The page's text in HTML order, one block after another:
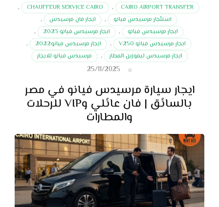
CAIRO AIRPORT TRANSFER
,
CHAUFFEUR SERVICE CAIRO
,
استئجار مرسيدس فيانو
, ايجار فان مرسيدس
,
ايجار مرسيدس فيانو
, ايجار مرسيدس فيانو 2023
,
ايجار مرسيدس فيانو V250
, ايجار مرسيدس فيانو2022
,
ايجار مرسيدس ليموزين المطار
, مرسيدس فيانو للايجار
25/11/2025
ايجار سيارة مرسيدس فيانو في مصر
بالسائق | فان عائلي وVIP للرحلات
والمطارات